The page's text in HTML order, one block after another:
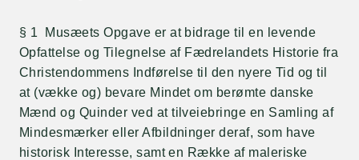
§ 1 Musæets Opgave er at bidrage til en levende
Opfattelse og Tilegnelse af Fædrelandets Historie fra
Christendommens Indførelse til den nyere Tid og til
at (vække og) bevare Mindet om berømte danske
Mænd og Quinder ved at tilveiebringe en Samling af
Mindesmærker eller Afbildninger deraf, som have
historisk Interesse, samt en Række af maleriske